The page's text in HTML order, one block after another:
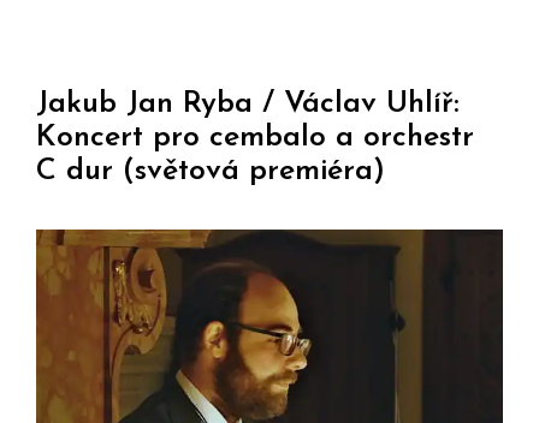
Jakub Jan Ryba / Václav Uhlíř:
Koncert pro cembalo a orchestr
C dur (světová premiéra)